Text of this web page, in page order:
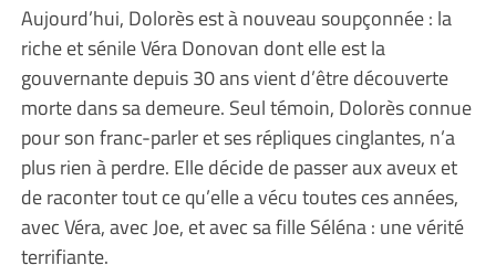
Aujourd’hui, Dolorès est à nouveau soupçonnée : la
riche et sénile Véra Donovan dont elle est la
gouvernante depuis 30 ans vient d’être découverte
morte dans sa demeure. Seul témoin, Dolorès connue
pour son franc-parler et ses répliques cinglantes, n’a
plus rien à perdre. Elle décide de passer aux aveux et
de raconter tout ce qu’elle a vécu toutes ces années,
avec Véra, avec Joe, et avec sa fille Séléna : une vérité
terrifiante.